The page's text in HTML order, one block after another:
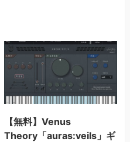
【無料】Venus
Theory「auras:veils」ギ